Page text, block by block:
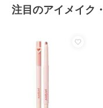
注目のアイメイク